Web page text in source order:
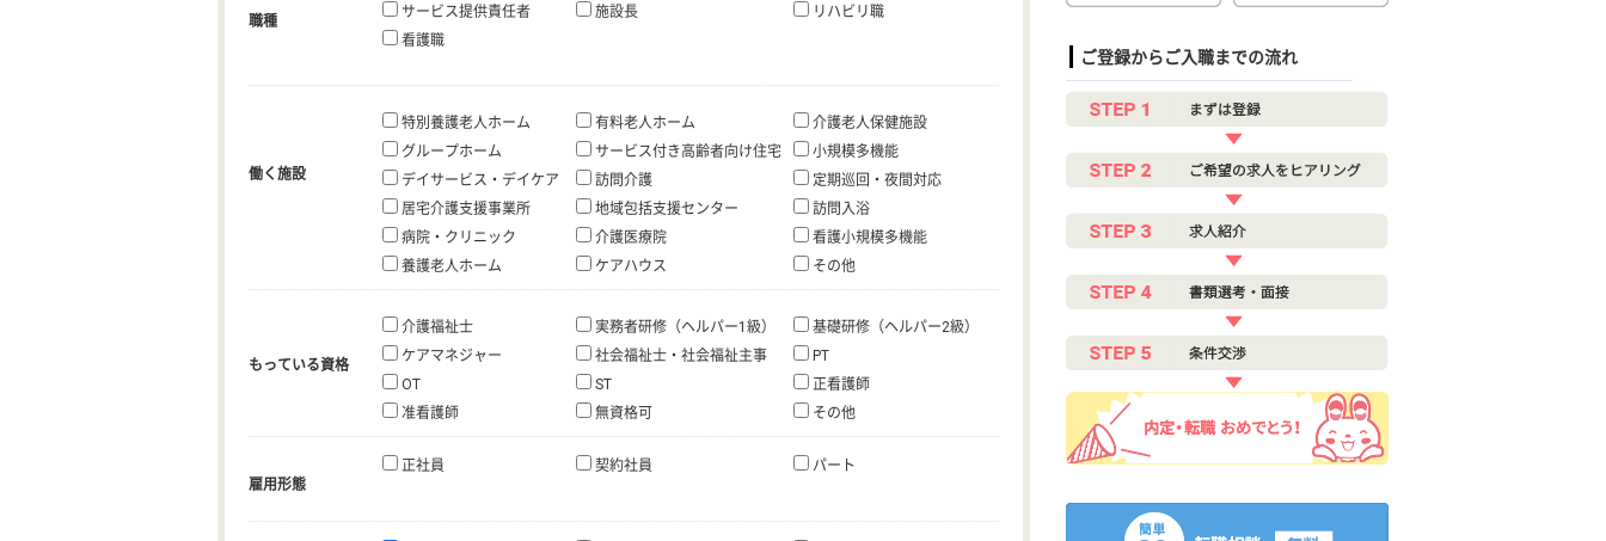
職種
サービス提供責任者
施設長
リハビリ職
看護職
働く施設
特別養護老人ホーム 有料老人ホーム
介護老人保健施設
グループホーム
サービス付き高齢者向け住宅
小規模多機能
デイサービス・デイケア
訪問介護
定期巡回・夜間対応
居宅介護支援事業所
地域包括支援センター
訪問入浴
病院・クリニック
介護医療院
看護小規模多機能
養護老人ホーム
ケアハウス その他
もっている資格
介護福祉士 実務者研修（ヘルパー1級）
基礎研修（ヘルパー2級）
ケアマネジャー
社会福祉士・社会福祉主事
PT
OT
ST
正看護師
准看護師
無資格可 その他
雇用形態
正社員 契約社員 パート
ご登録からご入職までの流れ